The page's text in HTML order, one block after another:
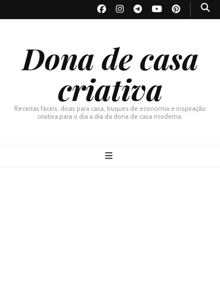
Dona de casa
criativa
Receitas fáceis, dicas para casa, truques de economia e inspiração
criativa para o dia a dia da dona de casa moderna.